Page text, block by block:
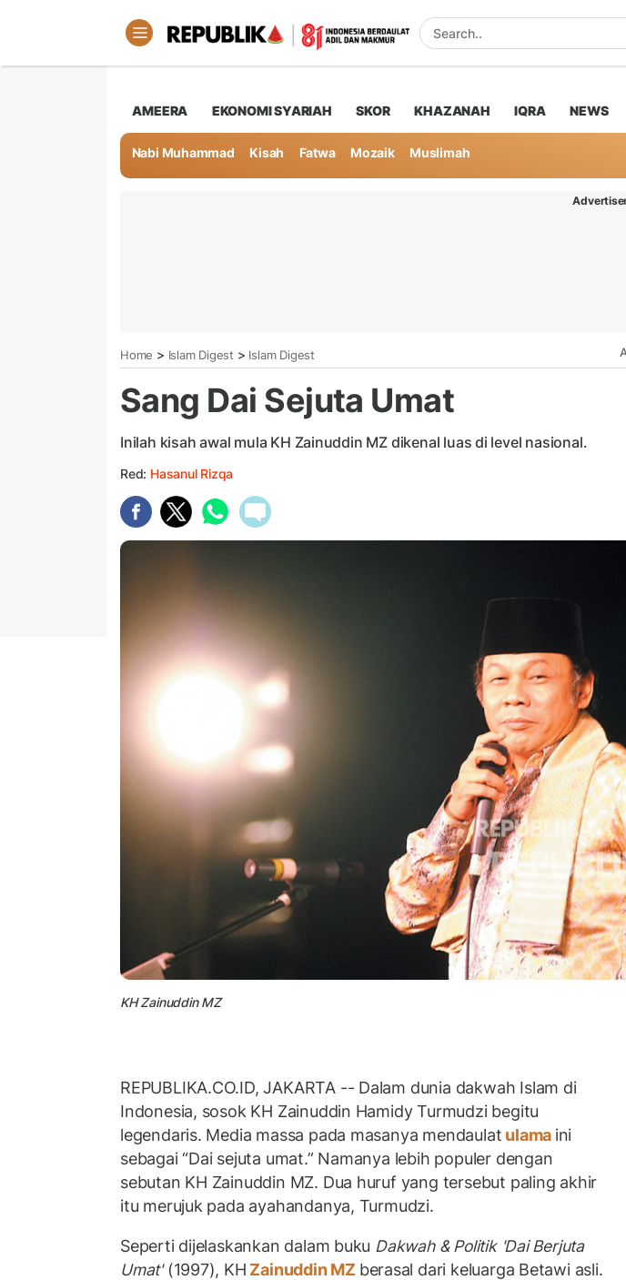
AMEERA EKONOMI SYARIAH SKOR KHAZANAH IQRA NEWS
Nabi Muhammad Kisah Fatwa Mozaik Muslimah
Home > Islam Digest > Islam Digest
Sang Dai Sejuta Umat
Inilah kisah awal mula KH Zainuddin MZ dikenal luas di level nasional.
Red: Hasanul Rizqa
KH Zainuddin MZ
REPUBLIKA.CO.ID, JAKARTA -- Dalam dunia dakwah Islam di
Indonesia, sosok KH Zainuddin Hamidy Turmudzi begitu
legendaris. Media massa pada masanya mendaulat ulama ini
sebagai “Dai sejuta umat.” Namanya lebih populer dengan
sebutan KH Zainuddin MZ. Dua huruf yang tersebut paling akhir
itu merujuk pada ayahandanya, Turmudzi.
Seperti dijelaskankan dalam buku Dakwah & Politik 'Dai Berjuta
Umat'(1997), KH Zainuddin MZ berasal dari keluarga Betawi asli.